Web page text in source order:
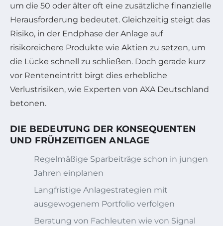
um die 50 oder älter oft eine zusätzliche finanzielle
Herausforderung bedeutet. Gleichzeitig steigt das
Risiko, in der Endphase der Anlage auf
risikoreichere Produkte wie Aktien zu setzen, um
die Lücke schnell zu schließen. Doch gerade kurz
vor Renteneintritt birgt dies erhebliche
Verlustrisiken, wie Experten von AXA Deutschland
betonen.
DIE BEDEUTUNG DER KONSEQUENTEN
UND FRÜHZEITIGEN ANLAGE
Regelmäßige Sparbeiträge schon in jungen
Jahren einplanen
Langfristige Anlagestrategien mit
ausgewogenem Portfolio verfolgen
Beratung von Fachleuten wie von Signal